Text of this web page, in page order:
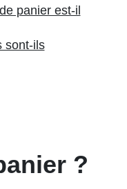
panier est-il
sont-ils
?